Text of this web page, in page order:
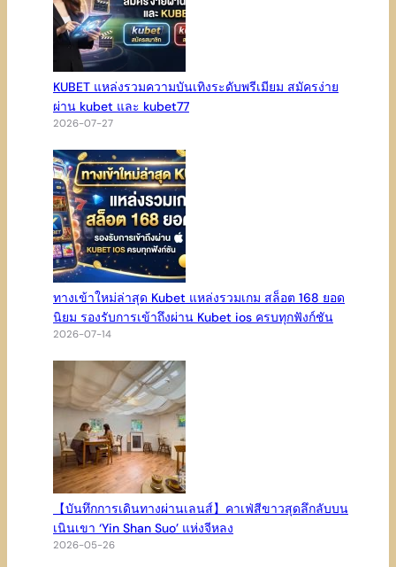
KUBET แหล่งรวมความบันเทิงระดับพรีเมียม สมัครง่าย
ผ่าน kubet และ kubet77
2026-07-27
ทางเข้าใหม่ล่าสุด Kubet แหล่งรวมเกม สล็อต 168 ยอด
นิยม รองรับการเข้าถึงผ่าน Kubet ios ครบทุกฟังก์ชัน
2026-07-14
【บันทึกการเดินทางผ่านเลนส์】คาเฟ่สีขาวสุดลึกลับบน
เนินเขา ‘Yin Shan Suo’ แห่งจีหลง
2026-05-26